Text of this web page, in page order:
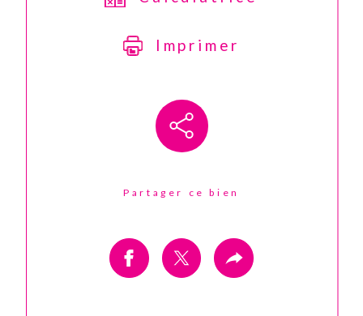
Imprimer
Partager ce bien